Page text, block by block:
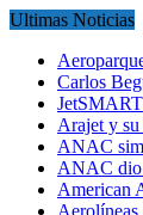
Ultimas Noticias
Carlos
Arajet y
ANAC
ANAC dio
American
Aerolíneas